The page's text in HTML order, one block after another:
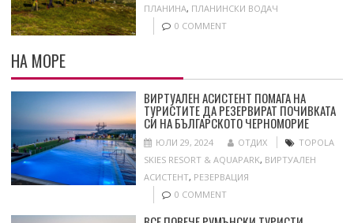
ПЛАНИНА, ПЛАНИНСКИ ВОДАЧ
0 COMMENT
НА МОРЕ
ВИРТУАЛЕН АСИСТЕНТ ПОМАГА НА
ТУРИСТИТЕ ДА РЕЗЕРВИРАТ ПОЧИВКАТА
СИ НА БЪЛГАРСКОТО ЧЕРНОМОРИЕ
ЮЛИ 29, 2024 ОТДИХ
TOPOLA
SKIES RESORT & AQUAPARK, ВИРТУАЛЕН
АСИСТЕНТ, РЕЗЕРВАЦИЯ
0 COMMENT